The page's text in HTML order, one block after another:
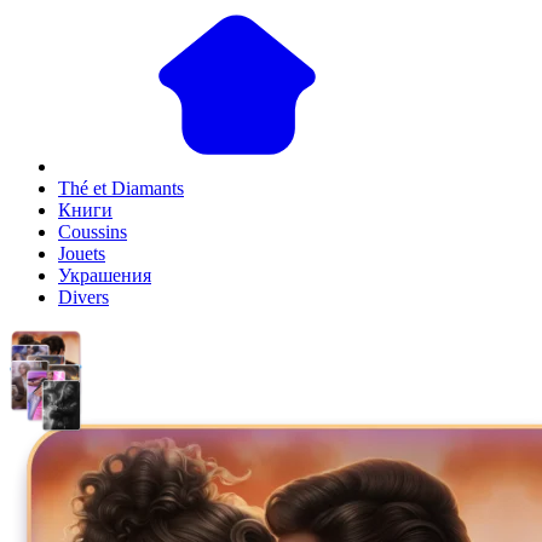
Thé et Diamants
Книги
Coussins
Jouets
Украшения
Divers
1/3